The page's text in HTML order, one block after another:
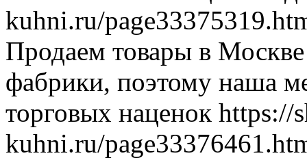
kuhni.ru/
Продаем товары в Москве
фабрики, поэтому наша
торговых наценок https://
kuhni.ru/